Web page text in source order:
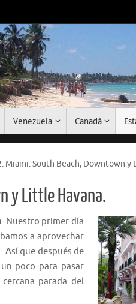
Venezuela Canadá
Miami: South Beach, Downtown y
y Little Havana.
. Nuestro primer día
a aprovechar
que después de
poco para pasar
parada del